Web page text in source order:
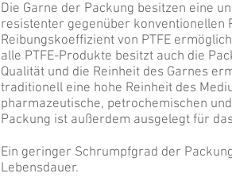
Die Garne der Packung besitzen eine
resistenter gegenüber konventionellen
Reibungskoeffizient von PTFE
alle PTFE-Produkte besitzt auch die
Qualität und die Reinheit des Garnes
traditionell eine hohe Reinheit des
pharmazeutische, petrochemischen
Packung ist außerdem ausgelegt für
Ein geringer Schrumpfgrad der
Lebensdauer.